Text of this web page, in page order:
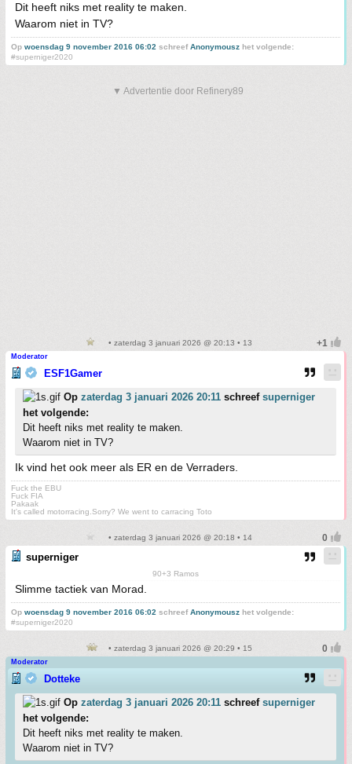
Dit heeft niks met reality te maken.
Waarom niet in TV?
Op woensdag 9 november 2016 06:02 schreefAnonymousz het volgende:
#superniger2020
▼ Advertentie door Refinery89
• zaterdag 3 januari 2026 @ 20:13 • 13
Moderator
ESF1Gamer
Op zaterdag 3 januari 2026 20:11 schreef superniger
het volgende:
Dit heeft niks met reality te maken.
Waarom niet in TV?
Ik vind het ook meer als ER en de Verraders.
Fuck the EBU
Fuck FIA
Pakaak
It's called motorracing.Sorry? We went to carracing Toto
• zaterdag 3 januari 2026 @ 20:18 • 14
superniger
90+3 Ramos
Slimme tactiek van Morad.
Op woensdag 9 november 2016 06:02 schreefAnonymousz het volgende:
#superniger2020
• zaterdag 3 januari 2026 @ 20:29 • 15
Moderator
Dotteke
Op zaterdag 3 januari 2026 20:11 schreef superniger
het volgende:
Dit heeft niks met reality te maken.
Waarom niet in TV?